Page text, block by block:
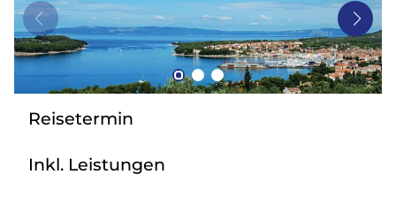
Busreisen
Bus mieten
Gutscheine
Kontakt
Reisetermin
Inkl. Leistungen